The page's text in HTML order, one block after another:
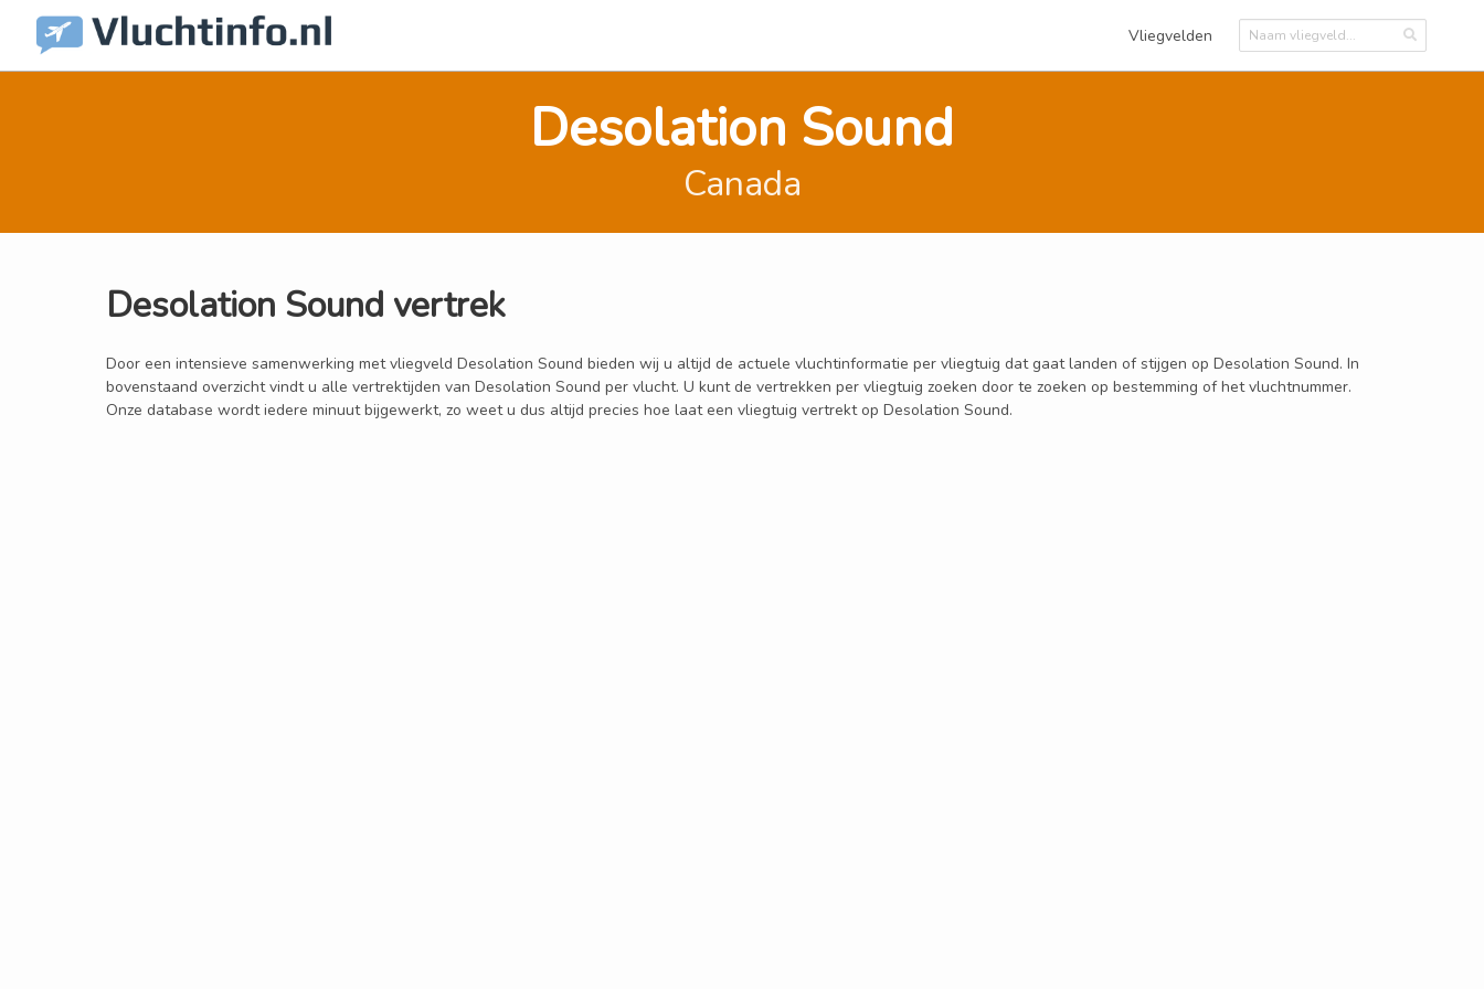
Vliegvelden
Desolation Sound
Canada
Desolation Sound vertrek
Door een intensieve samenwerking met vliegveld Desolation Sound bieden wij u altijd de actuele vluchtinformatie per vliegtuig dat gaat landen of stijgen op Desolation Sound. In
bovenstaand overzicht vindt u alle vertrektijden van Desolation Sound per vlucht. U kunt de vertrekken per vliegtuig zoeken door te zoeken op bestemming of het vluchtnummer.
Onze database wordt iedere minuut bijgewerkt, zo weet u dus altijd precies hoe laat een vliegtuig vertrekt op Desolation Sound.